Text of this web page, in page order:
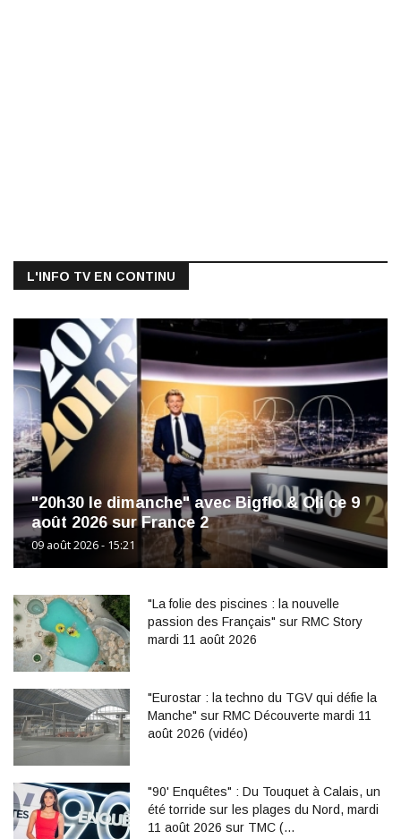
L'INFO TV EN CONTINU
"20h30 le dimanche" avec Bigflo & Oli ce 9
août 2026 sur France 2
09 août 2026 - 15:21
"La folie des piscines : la nouvelle
passion des Français" sur RMC Story
mardi 11 août 2026
"Eurostar : la techno du TGV qui défie la
Manche" sur RMC Découverte mardi 11
août 2026 (vidéo)
"90' Enquêtes" : Du Touquet à Calais, un
été torride sur les plages du Nord, mardi
11 août 2026 sur TMC (…